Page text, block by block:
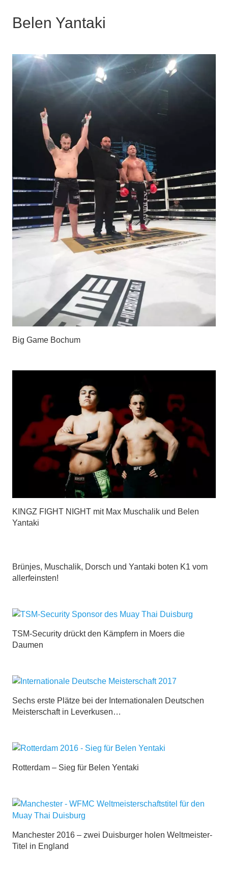
Belen Yantaki
Big Game Bochum
KINGZ FIGHT NIGHT mit Max Muschalik und Belen
Yantaki
Brünjes, Muschalik, Dorsch und Yantaki boten K1 vom
allerfeinsten!
TSM-Security drückt den Kämpfern in Moers die
Daumen
Sechs erste Plätze bei der Internationalen Deutschen
Meisterschaft in Leverkusen…
Rotterdam – Sieg für Belen Yentaki
Manchester 2016 – zwei Duisburger holen Weltmeister-
Titel in England